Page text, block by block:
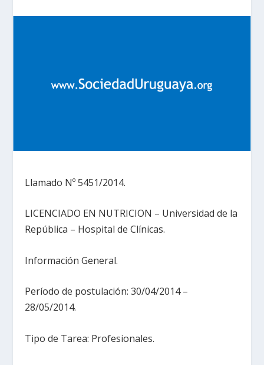
Llamado Nº 5451/2014.
LICENCIADO EN NUTRICION – Universidad de la
República – Hospital de Clínicas.
Información General.
Período de postulación: 30/04/2014 –
28/05/2014.
Tipo de Tarea: Profesionales.